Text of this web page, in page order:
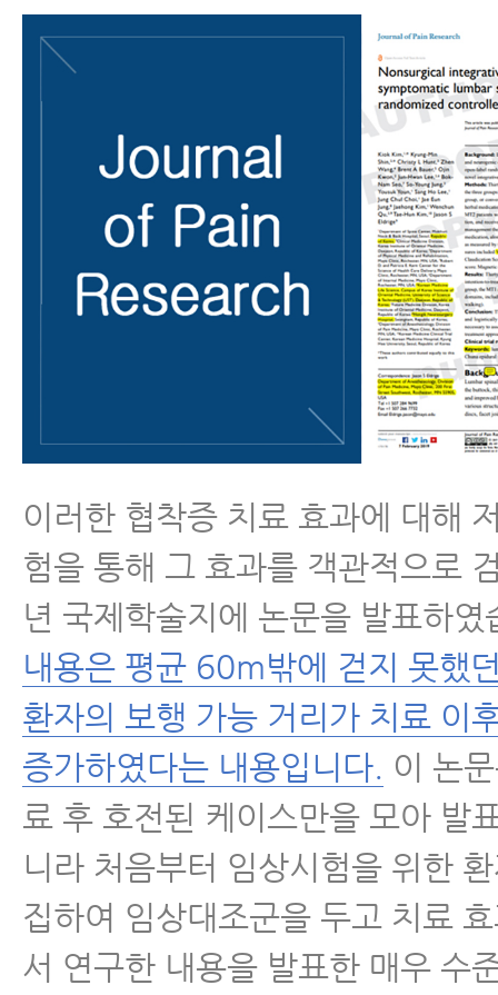
이러한 협착증 치료 효과에 대해
험을 통해 그 효과를 객관적으로
년 국제학술지에 논문을 발표하
내용은 평균 60m밖에 걷지 못했
환자의 보행 가능 거리가 치료 이
증가하였다는 내용입니다. 이 논
료 후 호전된 케이스만을 모아 발
니라 처음부터 임상시험을 위한
집하여 임상대조군을 두고 치료
서 연구한 내용을 발표한 매우 수